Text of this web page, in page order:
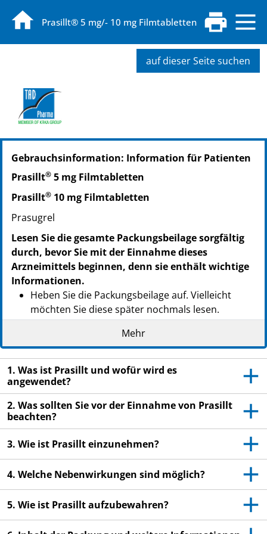
Prasillt® 5 mg/- 10 mg Filmtabletten
auf dieser Seite suchen
PZN: 15240075
PPN: 111524007521
PZN: 15240106
PZN: 15240112
PPN: 111524011234
Gebrauchsinformation: Information für Patienten
Prasillt® 5 mg Filmtabletten
Prasillt® 10 mg Filmtabletten
Prasugrel
Lesen Sie die gesamte Packungsbeilage sorgfältig
durch, bevor Sie mit der Einnahme dieses
Arzneimittels beginnen, denn sie enthält wichtige
Informationen.
Heben Sie die Packungsbeilage auf. Vielleicht
möchten Sie diese später nochmals lesen.
Wenn Sie weitere Fragen haben, wenden Sie sich
an Ihren Arzt oder Apotheker.
Dieses Arzneimittel wurde Ihnen persönlich
verschrieben. Geben Sie es nicht an Dritte weiter.
Es kann anderen Menschen schaden, auch wenn
diese die gleichen Beschwerden haben wie Sie.
Wenn Sie Nebenwirkungen bemerken, wenden Sie
sich an Ihren Arzt oder Apotheker. Dies gilt auch
für Nebenwirkungen, die nicht in dieser
Packungsbeilage angegeben sind. Siehe Abschnitt
Mehr
1. Was ist Prasillt und wofür wird es
angewendet?
2. Was sollten Sie vor der Einnahme von Prasillt
beachten?
3. Wie ist Prasillt einzunehmen?
4. Welche Nebenwirkungen sind möglich?
5. Wie ist Prasillt aufzubewahren?